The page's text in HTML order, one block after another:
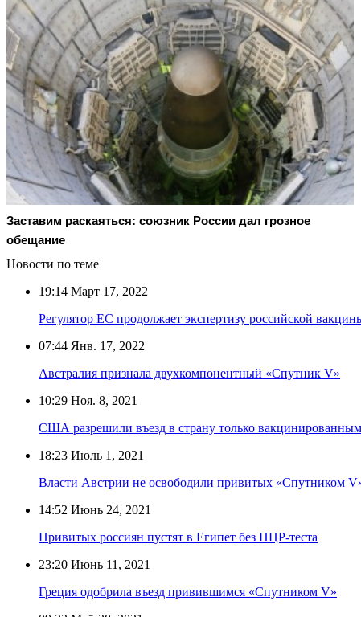
Заставим раскаяться: союзник России дал грозное
обещание
Новости по теме
19:14 Март 17, 2022
Регулятор ЕС продолжает экспертизу российской
07:44 Янв. 17, 2022
Австралия признала двухкомпонентный «Спутник V»
10:29 Ноя. 8, 2021
США разрешили въезд в страну только
18:23 Июль 1, 2021
Власти Австрии не освободили привитых «Спутником
14:52 Июнь 24, 2021
Привитых россиян пустят в Египет без ПЦР-теста
23:20 Июнь 11, 2021
Греция одобрила въезд привившимся «Спутником V»